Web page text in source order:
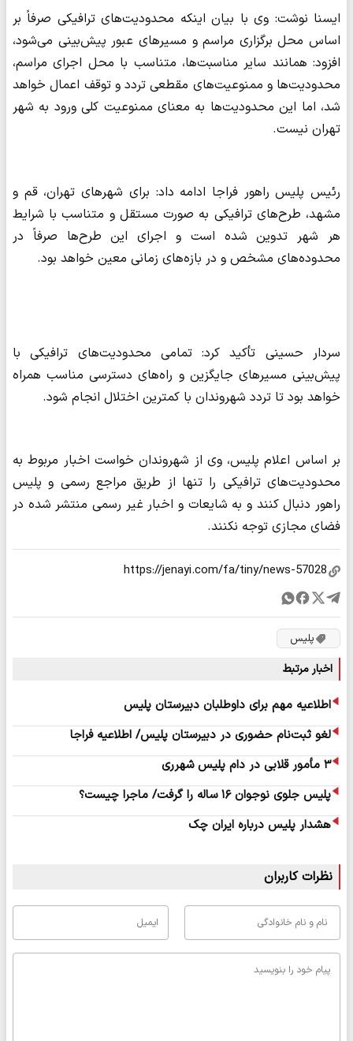
ایسنا نوشت: وی با بیان اینکه محدودیت‌های ترافیکی صرفاً بر
اساس محل برگزاری مراسم و مسیرهای عبور پیش‌بینی می‌شود،
افزود: همانند سایر مناسبت‌ها، متناسب با محل اجرای مراسم،
محدودیت‌ها و ممنوعیت‌های مقطعی تردد و توقف اعمال خواهد
شد، اما این محدودیت‌ها به معنای ممنوعیت کلی ورود به شهر
تهران نیست.
رئیس پلیس راهور فراجا ادامه داد: برای شهرهای تهران، قم و
مشهد، طرح‌های ترافیکی به‌ صورت مستقل و متناسب با شرایط
هر شهر تدوین شده است و اجرای این طرح‌ها صرفاً در
محدوده‌های مشخص و در بازه‌های زمانی معین خواهد بود.
سردار حسینی تأکید کرد: تمامی محدودیت‌های ترافیکی با
پیش‌بینی مسیرهای جایگزین و راه‌های دسترسی مناسب همراه
خواهد بود تا تردد شهروندان با کمترین اختلال انجام شود.
بر اساس اعلام پلیس، وی از شهروندان خواست اخبار مربوط به
محدودیت‌های ترافیکی را تنها از طریق مراجع رسمی و پلیس
راهور دنبال کنند و به شایعات و اخبار غیر رسمی منتشر شده در
فضای مجازی توجه نکنند.
پلیس
اخبار مرتبط
اطلاعیه مهم برای داوطلبان دبیرستان پلیس
لغو ثبت‌نام حضوری در دبیرستان پلیس/ اطلاعیه فراجا
۳ مأمور قلابی در دام پلیس شهرری
پلیس جلوی نوجوان ۱۶ ساله را گرفت/ ماجرا چیست؟
هشدار پلیس درباره ایران چک
نظرات کاربران